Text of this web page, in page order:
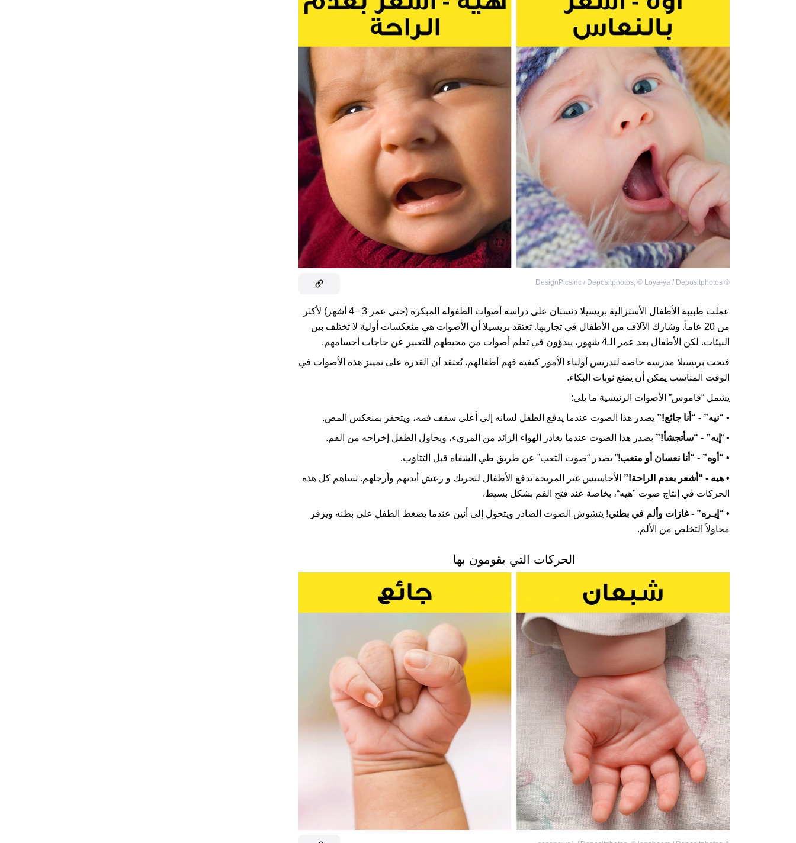
©
DesignPicsInc / Depositphotos, © Loya-ya / Depositphotos
عملت طبيبة الأطفال الأسترالية بريسيلا دنستان على دراسة أصوات الطفولة المبكرة (حتى عمر 3 −4 أشهر) لأكثر
من 20 عاماً. وشارك الآلاف من الأطفال في تجاربها. تعتقد بريسيلا أن الأصوات هي منعكسات أولية لا تختلف بين
البيئات. لكن الأطفال بعد عمر الـ4 شهور، يبدؤون في تعلم أصوات من محيطهم للتعبير عن حاجات أجسامهم.
فتحت بريسيلا مدرسة خاصة لتدريس أولياء الأمور كيفية فهم أطفالهم. يُعتقد أن القدرة على تمييز هذه الأصوات في
الوقت المناسب يمكن أن يمنع نوبات البكاء.
يشمل “قاموس” الأصوات الرئيسية ما يلي:
• “نيه” - “أنا جائع!” يصدر هذا الصوت عندما يدفع الطفل لسانه إلى أعلى سقف فمه، ويتحفز بمنعكس المص.
• “ إيه” - “سأتجشأ!” يصدر هذا الصوت عندما يغادر الهواء الزائد من المريء، ويحاول الطفل إخراجه من الفم.
• “أوه” - “أنا نعسان أو متعب!” يصدر “صوت التعب” عن طريق طي الشفاه قبل التثاؤب.
• هيه - “أشعر بعدم الراحة!” الأحاسيس غير المريحة تدفع الأطفال لتحريك و رعش أيديهم وأرجلهم. تساهم كل هذه
الحركات في إنتاج صوت "هيه“، بخاصة عند فتح الفم بشكل بسيط.
• “إيـره” - غازات وألم في بطني! يتشوش الصوت الصادر ويتحول إلى أنين عندما يضغط الطفل على بطنه ويزفر
محاولاً التخلص من الألم.
الحركات التي يقومون بها